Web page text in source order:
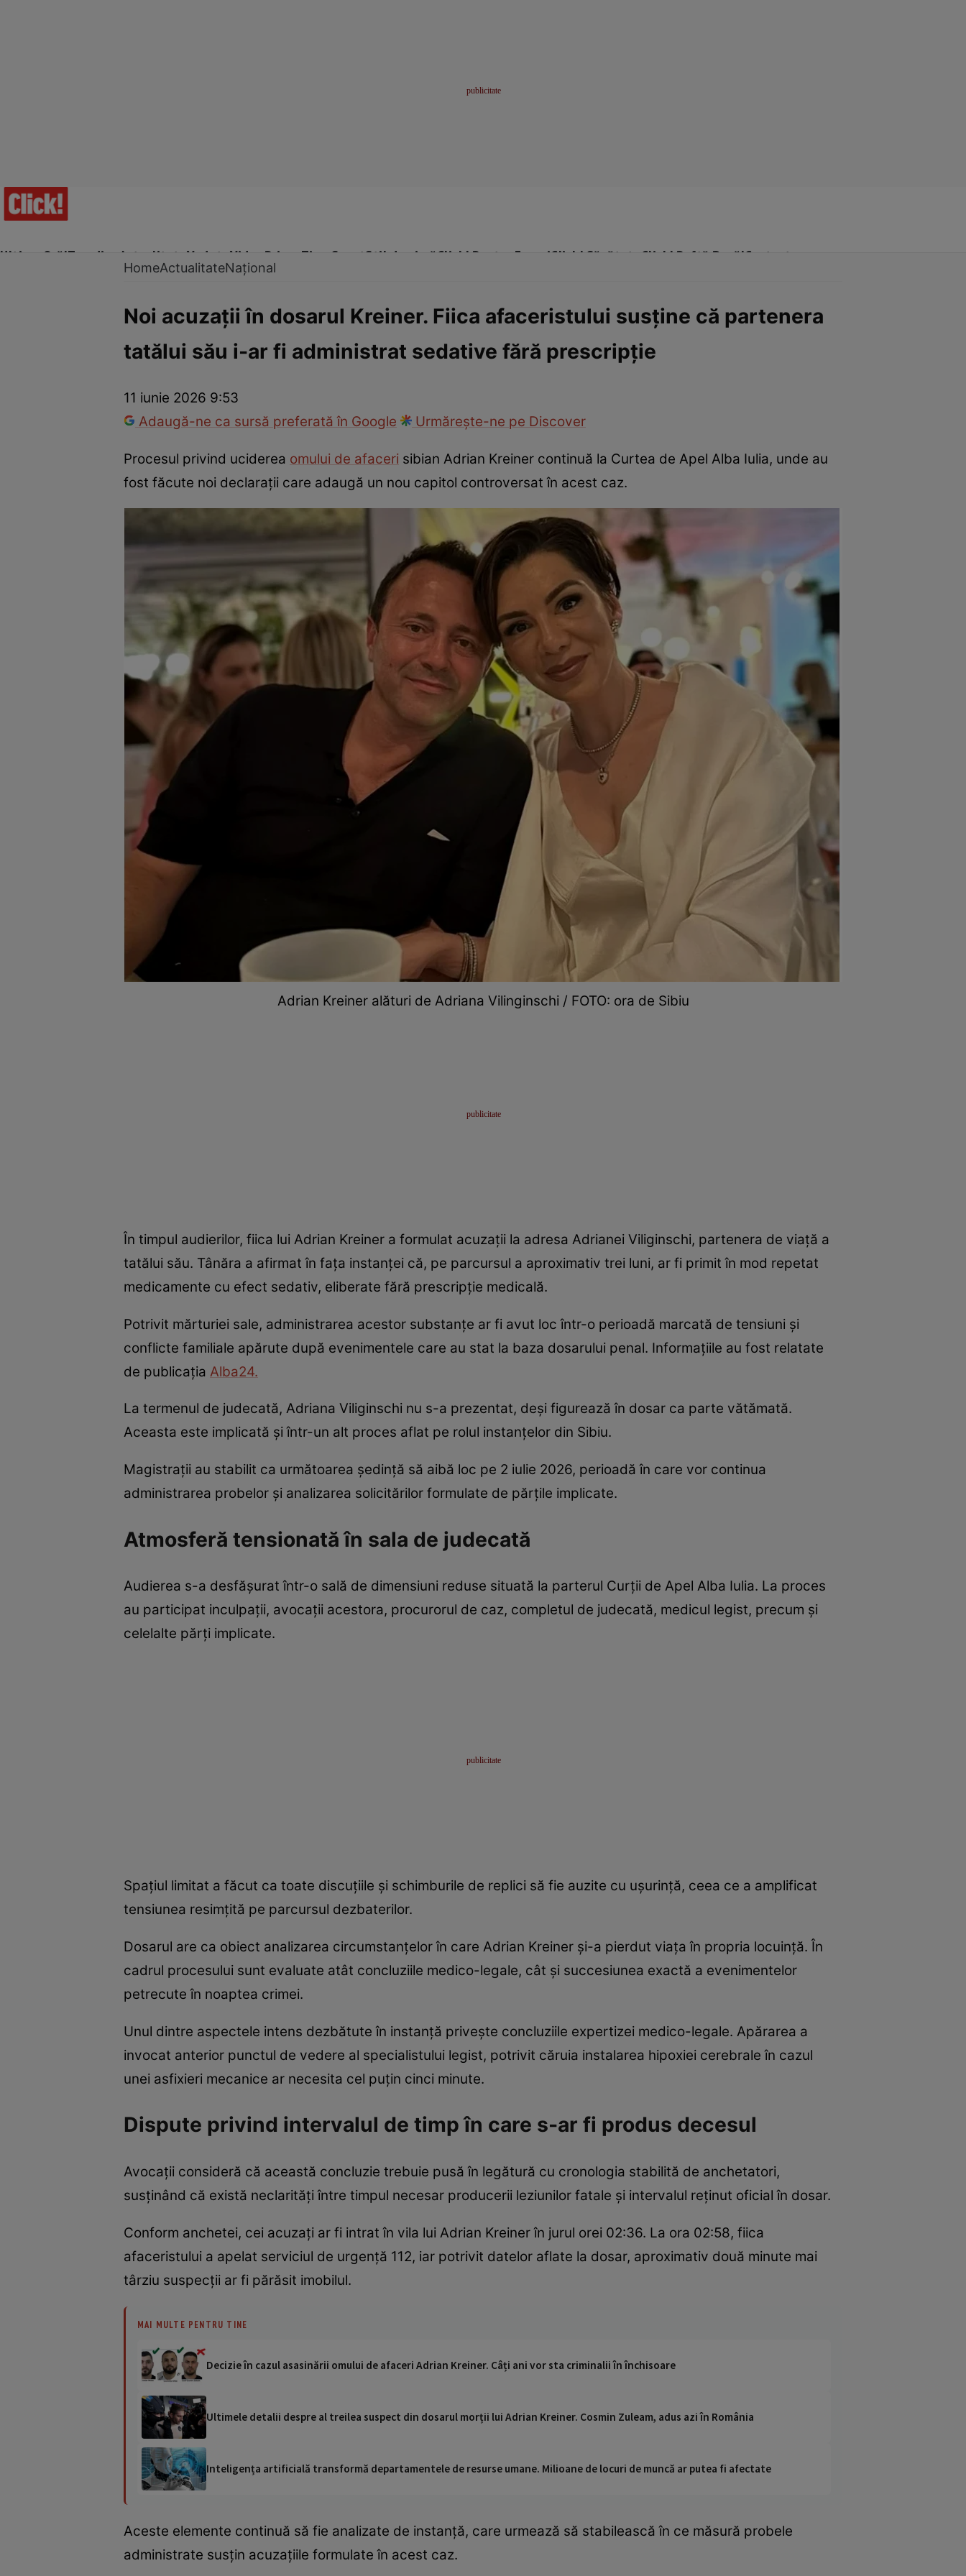
Ultima Oră!Trending Actualitate Vedete Video Prime Time SportStil de viațăClick! Pentru FemeiClick! Sănătate Click! Poftă Bună!Contact
InternaționalFapt divers TehnologieNaționalSport
HomeActualitateNațional
Noi acuzații în dosarul Kreiner. Fiica afaceristului susține că partenera
tatălui său i-ar fi administrat sedative fără prescripție
11 iunie 2026 9:53
Adaugă-ne ca sursă preferată în Google
Urmărește-ne pe Discover
Procesul privind uciderea omului de afaceri sibian Adrian Kreiner continuă la Curtea de Apel Alba Iulia, unde au
fost făcute noi declarații care adaugă un nou capitol controversat în acest caz.
Adrian Kreiner alături de Adriana Vilinginschi / FOTO: ora de Sibiu
În timpul audierilor, fiica lui Adrian Kreiner a formulat acuzații la adresa Adrianei Viliginschi, partenera de viață a
tatălui său. Tânăra a afirmat în fața instanței că, pe parcursul a aproximativ trei luni, ar fi primit în mod repetat
medicamente cu efect sedativ, eliberate fără prescripție medicală.
Potrivit mărturiei sale, administrarea acestor substanțe ar fi avut loc într-o perioadă marcată de tensiuni și
conflicte familiale apărute după evenimentele care au stat la baza dosarului penal. Informațiile au fost relatate
de publicația Alba24.
La termenul de judecată, Adriana Viliginschi nu s-a prezentat, deși figurează în dosar ca parte vătămată.
Aceasta este implicată și într-un alt proces aflat pe rolul instanțelor din Sibiu.
Magistrații au stabilit ca următoarea ședință să aibă loc pe 2 iulie 2026, perioadă în care vor continua
administrarea probelor și analizarea solicitărilor formulate de părțile implicate.
Atmosferă tensionată în sala de judecată
Audierea s-a desfășurat într-o sală de dimensiuni reduse situată la parterul Curții de Apel Alba Iulia. La proces
au participat inculpații, avocații acestora, procurorul de caz, completul de judecată, medicul legist, precum și
celelalte părți implicate.
Spațiul limitat a făcut ca toate discuțiile și schimburile de replici să fie auzite cu ușurință, ceea ce a amplificat
tensiunea resimțită pe parcursul dezbaterilor.
Dosarul are ca obiect analizarea circumstanțelor în care Adrian Kreiner și-a pierdut viața în propria locuință. În
cadrul procesului sunt evaluate atât concluziile medico-legale, cât și succesiunea exactă a evenimentelor
petrecute în noaptea crimei.
Unul dintre aspectele intens dezbătute în instanță privește concluziile expertizei medico-legale. Apărarea a
invocat anterior punctul de vedere al specialistului legist, potrivit căruia instalarea hipoxiei cerebrale în cazul
unei asfixieri mecanice ar necesita cel puțin cinci minute.
Dispute privind intervalul de timp în care s-ar fi produs decesul
Avocații consideră că această concluzie trebuie pusă în legătură cu cronologia stabilită de anchetatori,
susținând că există neclarități între timpul necesar producerii leziunilor fatale și intervalul reținut oficial în dosar.
Conform anchetei, cei acuzați ar fi intrat în vila lui Adrian Kreiner în jurul orei 02:36. La ora 02:58, fiica
afaceristului a apelat serviciul de urgență 112, iar potrivit datelor aflate la dosar, aproximativ două minute mai
târziu suspecții ar fi părăsit imobilul.
MAI MULTE PENTRU TINE
Decizie în cazul asasinării omului de afaceri Adrian Kreiner. Câți ani vor sta criminalii în închisoare
Ultimele detalii despre al treilea suspect din dosarul morții lui Adrian Kreiner. Cosmin Zuleam, adus azi în România
Inteligența artificială transformă departamentele de resurse umane. Milioane de locuri de muncă ar putea fi afectate
Aceste elemente continuă să fie analizate de instanță, care urmează să stabilească în ce măsură probele
administrate susțin acuzațiile formulate în acest caz.